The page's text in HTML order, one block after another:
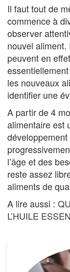
Il faut tout de
commence à
observer
nouvel aliment.
peuvent en
les nouveaux
identifier une
A partir de 4
alimentaire est
l’âge et des
reste assez
aliments de
A lire aussi :
L’HUILE